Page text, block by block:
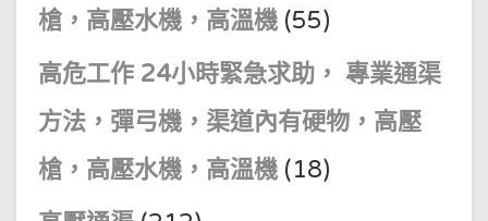
槍，高壓水機，高溫機 (55)
高危工作 24小時緊急求助， 專業通渠
方法，彈弓機，渠道內有硬物，高壓
槍，高壓水機，高溫機 (18)